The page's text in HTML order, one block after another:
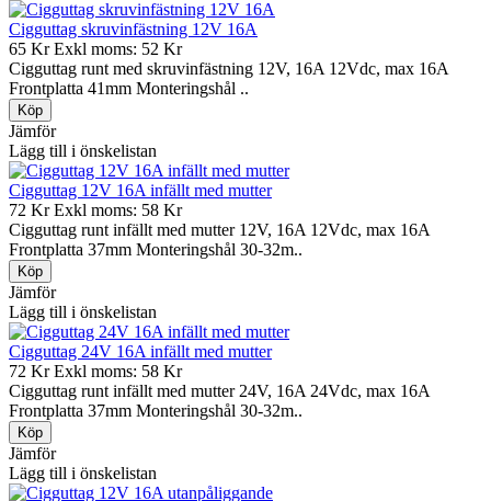
Cigguttag skruvinfästning 12V 16A
65 KrExkl moms: 52 Kr
Cigguttag runt med skruvinfästning 12V, 16A 12Vdc, max 16A
Frontplatta 41mm Monteringshål ..
Jämför
Lägg till i önskelistan
Cigguttag 12V 16A infällt med mutter
72 KrExkl moms: 58 Kr
Cigguttag runt infällt med mutter 12V, 16A 12Vdc, max 16A
Frontplatta 37mm Monteringshål 30-32m..
Jämför
Lägg till i önskelistan
Cigguttag 24V 16A infällt med mutter
72 KrExkl moms: 58 Kr
Cigguttag runt infällt med mutter 24V, 16A 24Vdc, max 16A
Frontplatta 37mm Monteringshål 30-32m..
Jämför
Lägg till i önskelistan